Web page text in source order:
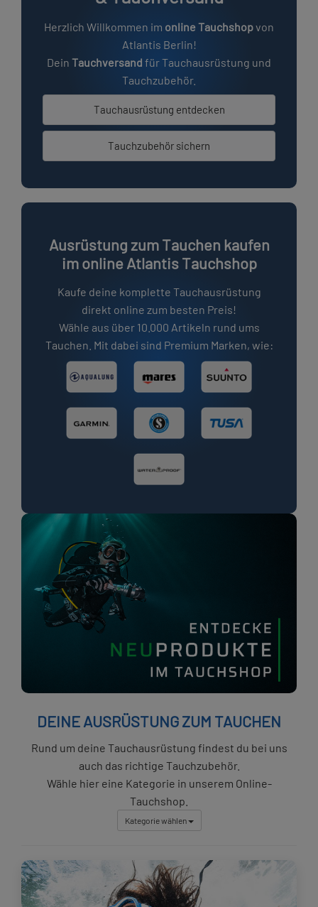
Herzlich Willkommen im online Tauchshopvon
Atlantis Berlin!
Dein Tauchversand fürTauchausrüstung und
Tauchzubehör.
Tauchausrüstung entdecken
Tauchzubehör sichern
Ausrüstung zum Tauchen kaufen
im online Atlantis Tauchshop
Kaufe deine komplette Tauchausrüstung
direkt online zum besten Preis!
Wähle aus über 10.000 Artikeln rund ums
Tauchen. Mit dabei sind Premium Marken, wie:
DEINE AUSRÜSTUNG ZUM TAUCHEN
Rund um deine Tauchausrüstung findest du bei uns
auch das richtige Tauchzubehör.
Wähle hier eine Kategorie in unserem Online-
Tauchshop.
Kategorie wählen